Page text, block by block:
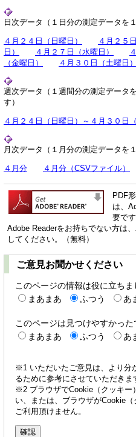
日次データ（１日分の測定データを
４月２４日（日曜日） ４月２５
日）
４月２７日（水曜日）
（金曜日）
４月３０日（土曜日）
週次データ（１週間分の測定データ
す）
４月２４日（日曜日）～４月３０日（
月次データ（１月分の測定データを
４月分 ４月分（CSVファイル）
PDF
は、
要です
Adobe Readerをお持ちでない方は
してください。（無料）
ご意見お聞かせください
このページの情報は役に立ちま
まあまあ
ふつう あ
このページは見つけやすかった
まあまあ
ふつう あ
※1 いただいたご意見は、より分
るために参考にさせていただき
※2 ブラウザでCookie（クッキー
い、または、ブラウザがCookie
ご利用頂けません。